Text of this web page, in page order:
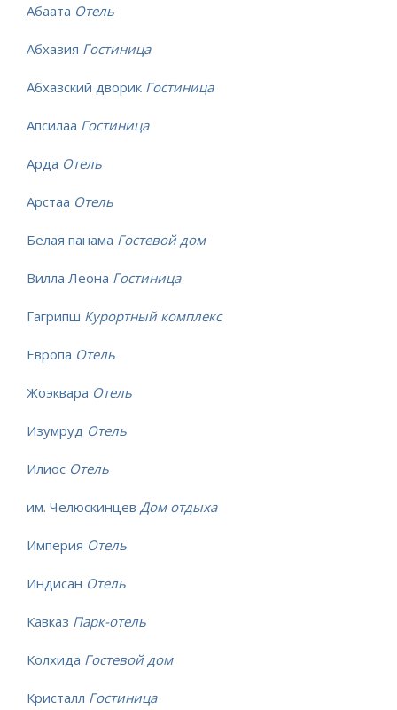
Абаата Отель
Абхазия Гостиница
Абхазский дворик Гостиница
Апсилаа Гостиница
Арда Отель
Арстаа Отель
Белая панама Гостевой дом
Вилла Леона Гостиница
Гагрипш Курортный комплекс
Европа Отель
Жоэквара Отель
Изумруд Отель
Илиос Отель
им. Челюскинцев Дом отдыха
Империя Отель
Индисан Отель
Кавказ Парк-отель
Колхида Гостевой дом
Кристалл Гостиница